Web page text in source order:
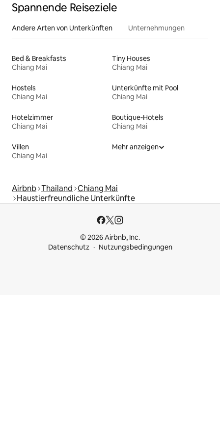
Spannende Reiseziele
Andere Arten von Unterkünften Unternehmungen
Bed & Breakfasts
Chiang Mai
Tiny Houses
Chiang Mai
Hostels
Chiang Mai
Unterkünfte mit Pool
Chiang Mai
Hotelzimmer
Chiang Mai
Boutique-Hotels
Chiang Mai
Villen
Chiang Mai
Mehr anzeigen
Airbnb Thailand Chiang Mai
Haustierfreundliche Unterkünfte
© 2026 Airbnb, Inc.
Datenschutz
Nutzungsbedingungen